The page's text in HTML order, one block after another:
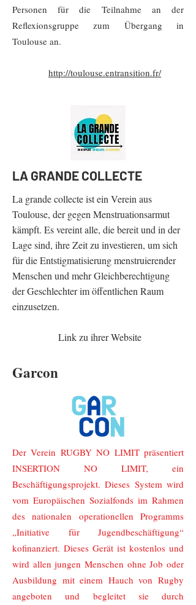
Personen für die Teilnahme an der
Reflexionsgruppe zum Übergang in
Toulouse an.
http://toulouse.entransition.fr/
LA GRANDE COLLECTE
La grande collecte ist ein Verein aus
Toulouse, der gegen Menstruationsarmut
kämpft. Es vereint alle, die bereit und in der
Lage sind, ihre Zeit zu investieren, um sich
für die Entstigmatisierung menstruierender
Menschen und mehr Gleichberechtigung
der Geschlechter im öffentlichen Raum
einzusetzen.
Link zu ihrer Website
Garcon
Der Verein RUGBY NO LIMIT präsentiert
INSERTION NO LIMIT, ein
Beschäftigungsprojekt. Dieses System wird
vom Europäischen Sozialfonds im Rahmen
des nationalen operationellen Programms
„Initiative für Jugendbeschäftigung“
kofinanziert. Dieses Gerät ist kostenlos und
wird allen jungen Menschen ohne Job oder
Ausbildung mit einem Hauch von Rugby
angeboten und begleitet sie durch